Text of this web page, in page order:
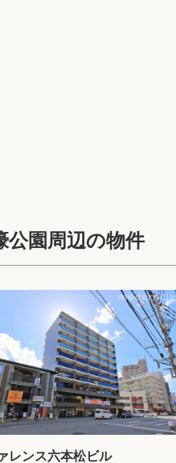
公園周辺の物件
レンス六本松ビル